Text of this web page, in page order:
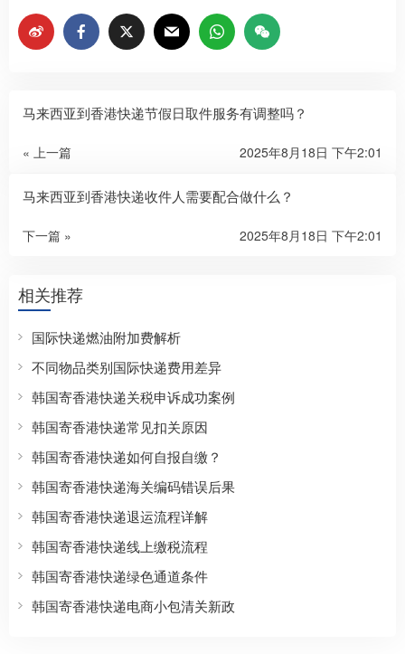
马来西亚到香港快递节假日取件服务有调整吗？
« 上一篇 2025年8月18日 下午2:01
马来西亚到香港快递收件人需要配合做什么？
下一篇 » 2025年8月18日 下午2:01
相关推荐
国际快递燃油附加费解析
不同物品类别国际快递费用差异
韩国寄香港快递关税申诉成功案例
韩国寄香港快递常见扣关原因
韩国寄香港快递如何自报自缴？
韩国寄香港快递海关编码错误后果
韩国寄香港快递退运流程详解
韩国寄香港快递线上缴税流程
韩国寄香港快递绿色通道条件
韩国寄香港快递电商小包清关新政